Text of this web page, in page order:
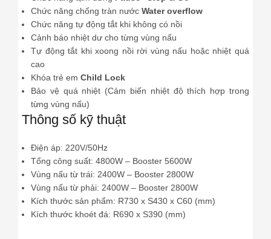
Chức năng chống tràn nước Water overflow
Chức năng tự động tắt khi không có nồi
Cảnh báo nhiệt dư cho từng vùng nấu
Tự động tắt khi xoong nồi rời vùng nấu hoặc nhiệt quá
cao
Khóa trẻ em Child Lock
Bảo vệ quá nhiệt (Cảm biến nhiệt độ thích hợp trong
từng vùng nấu)
Thông số kỹ thuật
Điện áp: 220V/50Hz
Tổng công suất: 4800W – Booster 5600W
Vùng nấu từ trái: 2400W – Booster 2800W
Vùng nấu từ phải: 2400W – Booster 2800W
Kích thước sản phẩm: R730 x S430 x C60 (mm)
Kích thước khoét đá: R690 x S390 (mm)